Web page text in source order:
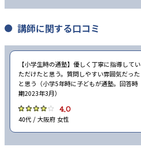
講師に関する口コミ
【小学生時の通塾】優しく丁寧に指導してい
ただけたと思う。質問しやすい雰囲気だった
と思う（小学5年時に子どもが通塾。回答時
期2023年3月）
4.0
40代 / 大阪府 女性